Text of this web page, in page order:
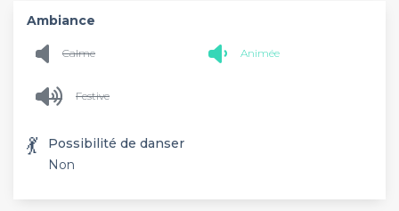
Ambiance
Calme Animée
Festive
💃
Possibilité de danser
Non